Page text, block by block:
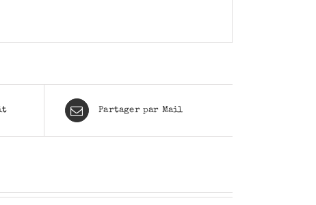
Partager par Mail